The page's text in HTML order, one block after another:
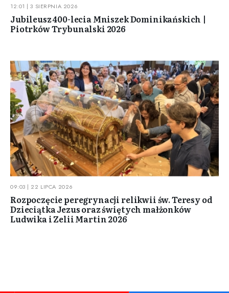
12:01 | 3 SIERPNIA 2026
Jubileusz 400-lecia Mniszek Dominikańskich |
Piotrków Trybunalski 2026
09:03 | 22 LIPCA 2026
Rozpoczęcie peregrynacji relikwii św. Teresy od
Dzieciątka Jezus oraz świętych małżonków
Ludwika i Zelii Martin 2026